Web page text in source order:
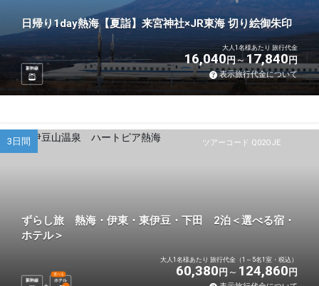
日帰り1day熱海【夏詣】来宮神社×JR東海 切り絵御朱印
新幹線
大人1名様あたり 旅行代金
16,040円 17,840円
表示旅行代金について
ツアーコード Q02OJE
3日間
ずらし旅 熱海・伊東・東伊豆・下田 2泊＜選べる宿・
ホテル＞
新幹線 ホテル
選べる
大人1名様あたり 旅行代金（1～5名1室・税込）
60,380 円 124,860 円